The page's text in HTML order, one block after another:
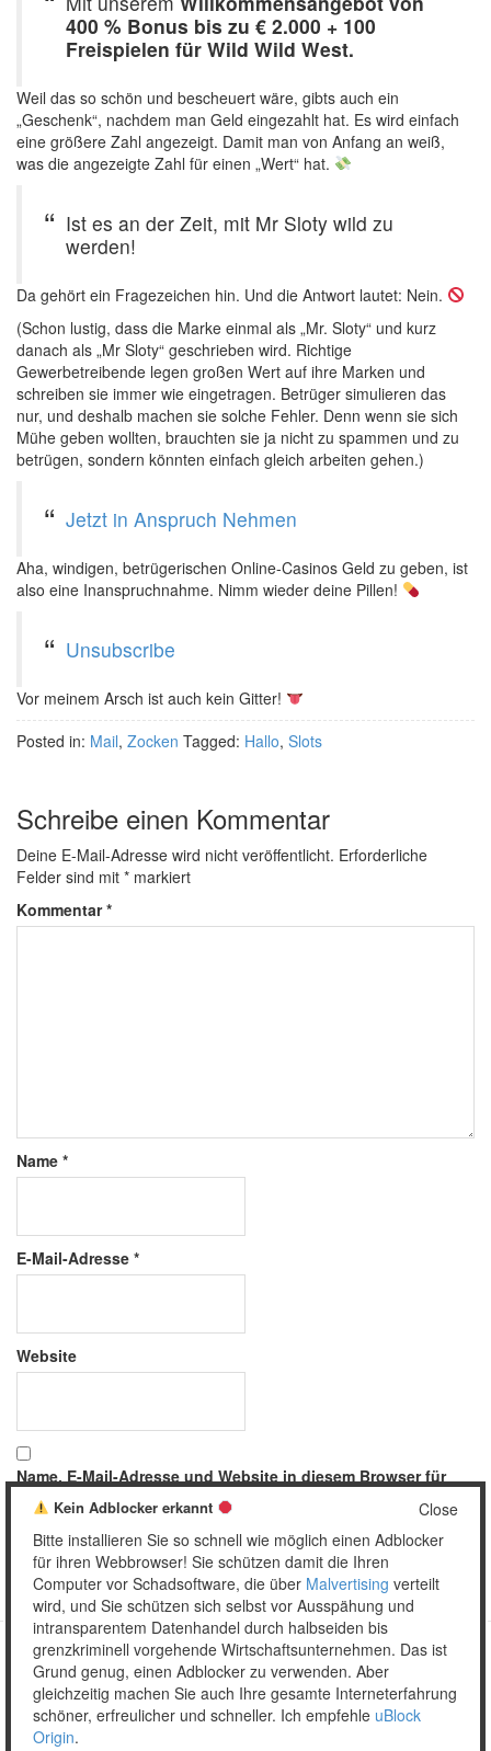
400 % Bonus bis zu € 2.000 + 100
Freispielen für Wild Wild West.
Weil das so schön und bescheuert wäre, gibts auch ein
„Geschenk“, nachdem man Geld eingezahlt hat. Es wird einfach
eine größere Zahl angezeigt. Damit man von Anfang an weiß,
was die angezeigte Zahl für einen „Wert“ hat.
Ist es an der Zeit, mit Mr Sloty wild zu
werden!
Da gehört ein Fragezeichen hin. Und die Antwort lautet: Nein.
(Schon lustig, dass die Marke einmal als „Mr. Sloty“ und kurz
danach als „Mr Sloty“ geschrieben wird. Richtige
Gewerbetreibende legen großen Wert auf ihre Marken und
schreiben sie immer wie eingetragen. Betrüger simulieren das
nur, und deshalb machen sie solche Fehler. Denn wenn sie sich
Mühe geben wollten, brauchten sie ja nicht zu spammen und zu
betrügen, sondern könnten einfach gleich arbeiten gehen.)
Jetzt in Anspruch Nehmen
Aha, windigen, betrügerischen Online-Casinos Geld zu geben, ist
also eine Inanspruchnahme. Nimm wieder deine Pillen!
Unsubscribe
Vor meinem Arsch ist auch kein Gitter!
Posted in: Mail, Zocken Tagged: Hallo, Slots
Schreibe einen Kommentar
Deine E-Mail-Adresse wird nicht veröffentlicht. Erforderliche
Felder sind mit * markiert
Kommentar*
Name *
E-Mail-Adresse *
Website
Name, E-Mail-Adresse und Website in diesem Browser für
meinen nächsten Kommentar speichern.
Copyright © 2026 Unser täglich Spam.
MobileWordPress Theme by themehall.com
Close
Kein Adblocker erkannt
Bitte installieren Sie so schnell wie möglich einen Adblocker
für ihren Webbrowser! Sie schützen damit die Ihren
Computer vor Schadsoftware, die über Malvertising verteilt
wird, und Sie schützen sich selbst vor Ausspähung und
intransparentem Datenhandel durch halbseiden bis
grenzkriminell vorgehende Wirtschaftsunternehmen. Das ist
Grund genug, einen Adblocker zu verwenden. Aber
gleichzeitig machen Sie auch Ihre gesamte Interneterfahrung
schöner, erfreulicher und schneller. Ich empfehle uBlock
Origin.